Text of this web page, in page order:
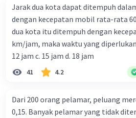
= -1
Mencari gradien garis 3x +
3x + 2y + 12 = 0
a = 3 dan b = 2
m 1= -a/b
Mencari gradien garis
-3/2 x x m2= -1
m = 2/3
Jarak dua kota dapat ditempuh
dengan kecepatan mobil rata-rata
dua kota itu ditempuh dengan
km/jam, maka waktu yang diperlukan adalah
12 jam c. 15 jam d. 18 jam
41 4.2
Dari 200 orang pelamar, peluang
0,15. Banyak pelamar yang tidak